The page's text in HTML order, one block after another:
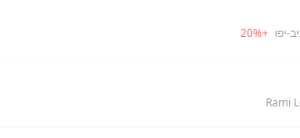
יפו +
20%
Rami